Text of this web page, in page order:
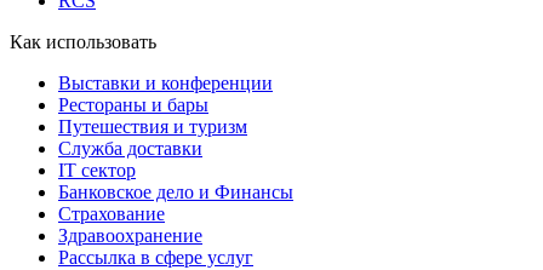
Как использовать
Выставки и конференции
Рестораны и бары
Путешествия и туризм
Служба доставки
IT сектор
Банковское дело и Финансы
Страхование
Здравоохранение
Рассылка в сфере услуг